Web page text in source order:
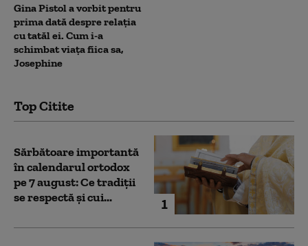
Gina Pistol a vorbit pentru
prima dată despre relația
cu tatăl ei. Cum i-a
schimbat viața fiica sa,
Josephine
Top Citite
1
Sărbătoare importantă
în calendarul ortodox
pe 7 august: Ce tradiții
se respectă și cui...